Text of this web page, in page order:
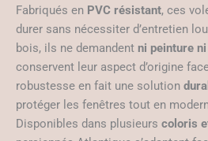
Fabriqués en PVC résistant, ces
durer sans nécessiter d’entretien
bois, ils ne demandent ni peinture
conservent leur aspect d’origine
robustesse en fait une solution
protéger les fenêtres tout en
Disponibles dans plusieurs coloris